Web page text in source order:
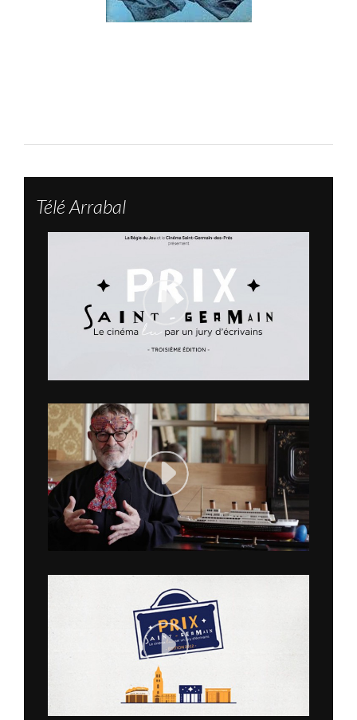
Télé Arrabal